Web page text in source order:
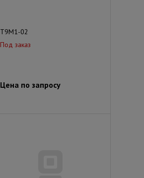
Т9М1-02
Под заказ
Цена по запросу